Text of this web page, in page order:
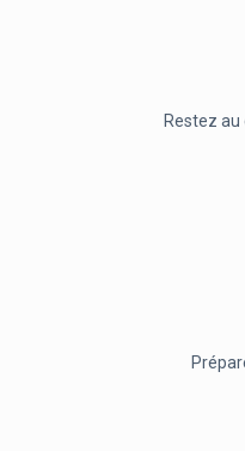
Restez